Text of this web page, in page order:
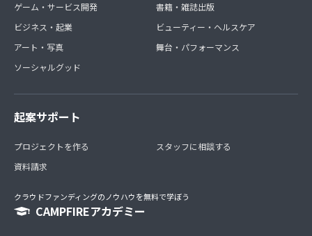
ゲーム・サービス開発
ビジネス・起業
アート・写真
ソーシャルグッド
書籍・雑誌出版
ビューティー・ヘルスケア
舞台・パフォーマンス
起案サポート
プロジェクトを作る
資料請求
スタッフに相談する
クラウドファンディングのノウハウを無料で学ぼう
CAMPFIREアカデミー